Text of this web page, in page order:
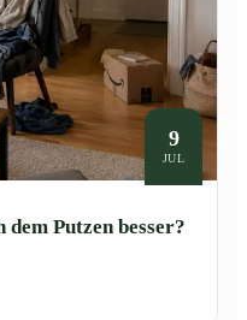
9
JUL
Putzen besser?